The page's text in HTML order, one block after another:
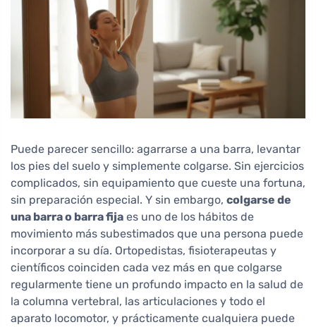
Puede parecer sencillo: agarrarse a una barra, levantar
los pies del suelo y simplemente colgarse. Sin ejercicios
complicados, sin equipamiento que cueste una fortuna,
sin preparación especial. Y sin embargo, colgarse de
una barra o barra fija es uno de los hábitos de
movimiento más subestimados que una persona puede
incorporar a su día. Ortopedistas, fisioterapeutas y
científicos coinciden cada vez más en que colgarse
regularmente tiene un profundo impacto en la salud de
la columna vertebral, las articulaciones y todo el
aparato locomotor, y prácticamente cualquiera puede